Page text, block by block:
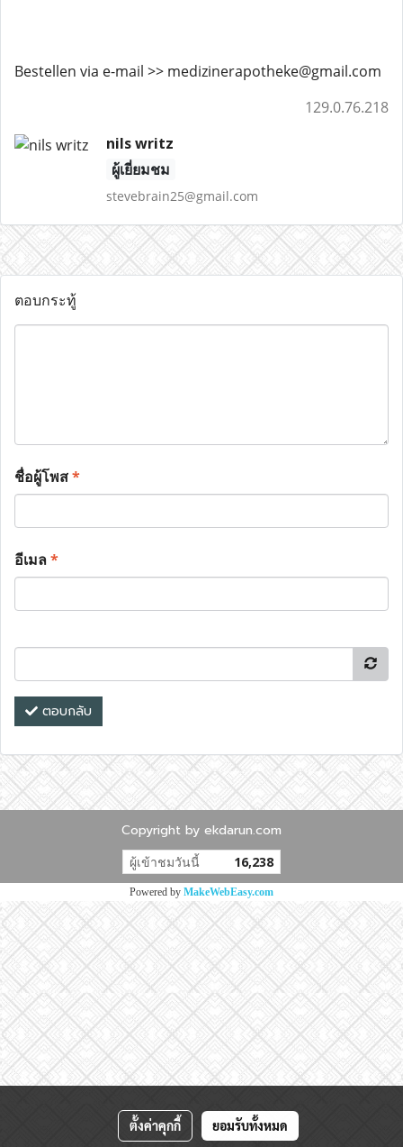
Bestellen via e-mail >> medizinerapotheke@gmail.com
129.0.76.218
nils writz
ผู้เยี่ยมชม
stevebrain25@gmail.com
ตอบกระทู้
ชื่อผู้โพส*
อีเมล*
ตอบกลับ
Copyright by ekdarun.com
ผู้เข้าชมวันนี้ 16,238
Powered by MakeWebEasy.com
ตั้งค่าคุกกี้ ยอมรับทั้งหมด